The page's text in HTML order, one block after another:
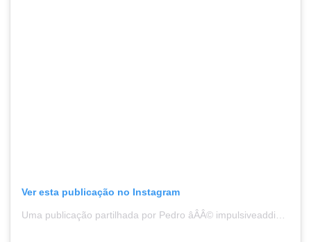
Ver esta publicação no Instagram